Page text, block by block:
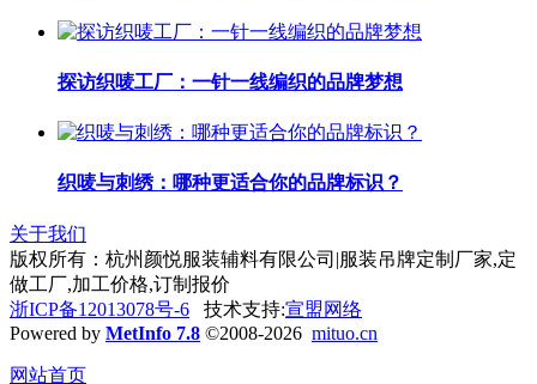
探访织唛工厂：一针一线编织的品牌梦想
织唛与刺绣：哪种更适合你的品牌标识？
关于我们
版权所有：杭州颜悦服装辅料有限公司|服装吊牌定制厂家,定
做工厂,加工价格,订制报价
浙ICP备12013078号-6 技术支持:宣盟网络
Powered by MetInfo 7.8 ©2008-2026 mituo.cn
网站首页